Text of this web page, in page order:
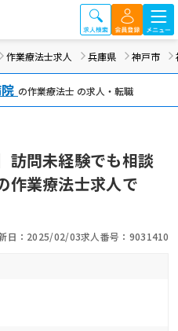
作業療法士求人 兵庫県 神戸市
の作業療法士 の求人・転職
訪問未経験でも相談
作業療法士求人で
日：2025/02/03求人番号：9031410